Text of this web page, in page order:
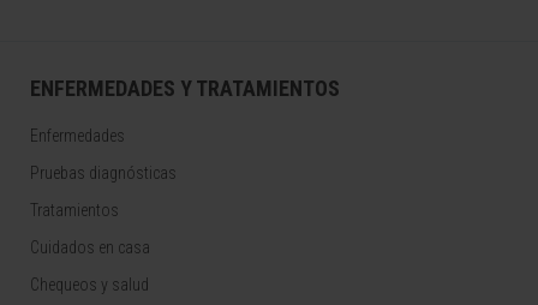
ENFERMEDADES Y TRATAMIENTOS
Enfermedades
Pruebas diagnósticas
Tratamientos
Cuidados en casa
Chequeos y salud